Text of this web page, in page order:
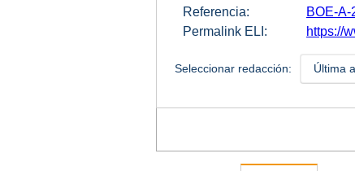
Referencia:
BOE-A-
Permalink ELI:
https://
Seleccionar redacción: Última